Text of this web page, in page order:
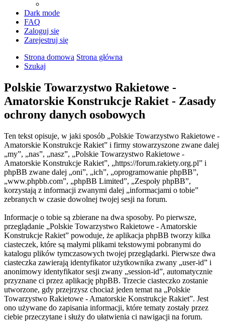
Dark mode
FAQ
Zaloguj się
Zarejestruj się
Strona domowa Strona główna
Szukaj
Polskie Towarzystwo Rakietowe -
Amatorskie Konstrukcje Rakiet - Zasady
ochrony danych osobowych
Ten tekst opisuje, w jaki sposób „Polskie Towarzystwo Rakietowe -
Amatorskie Konstrukcje Rakiet” i firmy stowarzyszone zwane dalej
„my”, „nas”, „nasz”, „Polskie Towarzystwo Rakietowe -
Amatorskie Konstrukcje Rakiet”, „https://forum.rakiety.org.pl” i
phpBB zwane dalej „oni”, „ich”, „oprogramowanie phpBB”,
„www.phpbb.com”, „phpBB Limited”, „Zespoły phpBB”,
korzystają z informacji zwanymi dalej „informacjami o tobie”
zebranych w czasie dowolnej twojej sesji na forum.
Informacje o tobie są zbierane na dwa sposoby. Po pierwsze,
przeglądanie „Polskie Towarzystwo Rakietowe - Amatorskie
Konstrukcje Rakiet” powoduje, że aplikacja phpBB tworzy kilka
ciasteczek, które są małymi plikami tekstowymi pobranymi do
katalogu plików tymczasowych twojej przeglądarki. Pierwsze dwa
ciasteczka zawierają identyfikator użytkownika zwany „user-id” i
anonimowy identyfikator sesji zwany „session-id”, automatycznie
przyznane ci przez aplikację phpBB. Trzecie ciasteczko zostanie
utworzone, gdy przejrzysz chociaż jeden temat na „Polskie
Towarzystwo Rakietowe - Amatorskie Konstrukcje Rakiet”. Jest
ono używane do zapisania informacji, które tematy zostały przez
ciebie przeczytane i służy do ułatwienia ci nawigacji na forum.